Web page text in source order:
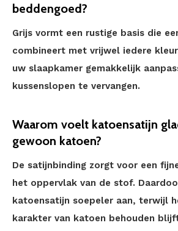
beddengoed?
Grijs vormt een rustige basis die
combineert met vrijwel iedere
uw slaapkamer gemakkelijk
kussenslopen te vervangen.
Waarom voelt katoensatijn
gewoon katoen?
De satijnbinding zorgt voor een
het oppervlak van de stof.
katoensatijn soepeler aan, terwijl
karakter van katoen behouden